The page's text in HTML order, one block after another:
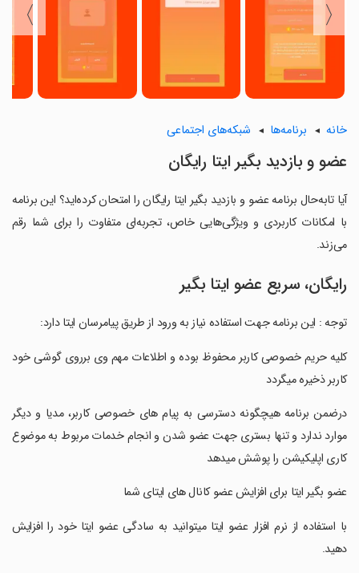
〈
〉
خانه برنامه‌ها شبکه‌های اجتماعی
‏‏عضو و بازدید بگیر ایتا رایگان
آیا تابه‌حال برنامه ‏‏عضو و بازدید بگیر ایتا رایگان را امتحان کرده‌اید؟ این برنامه
با امکانات کاربردی و ویژگی‌هایی خاص، تجربه‌ای متفاوت را برای شما رقم
می‌زند.
رایگان، سریع عضو ایتا بگیر
‏‏‏‏‏‏توجه : این برنامه جهت استفاده نیاز به ورود از طریق پیامرسان ایتا دارد:
‏‏‏‏‏کلیه حریم خصوصی کاربر محفوظ بوده و اطلاعات مهم وی برروی گوشی خود
کاربر ذخیره میگردد
‏‏‏‏‏درضمن برنامه هیچگونه دسترسی به پیام های خصوصی کاربر، مدیا و دیگر
موارد ندارد و تنها بستری جهت عضو شدن و انجام خدمات مربوط به موضوع
کاری اپلیکیشن را پوشش میدهد
‏‏‏‏عضو بگیر ایتا برای افزایش عضو کانال های ایتای شما
‏‏‏‏‏با استفاده از نرم افزار عضو ایتا میتوانید به سادگی عضو ایتا خود را افزایش
دهید.